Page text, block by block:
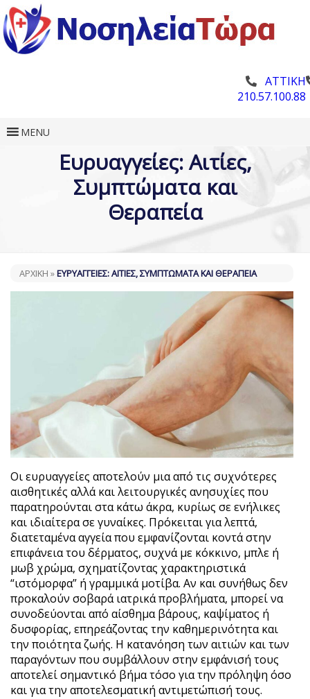
ΑΤΤΙΚΗ
210.57.100.88
MENU
Ευρυαγγείες: Αιτίες,
Συμπτώματα και
Θεραπεία
ΑΡΧΙΚΗ »ΕΥΡΥΑΓΓΕΊΕΣ: ΑΙΤΊΕΣ, ΣΥΜΠΤΏΜΑΤΑ ΚΑΙ ΘΕΡΑΠΕΊΑ
Οι ευρυαγγείες αποτελούν μια από τις συχνότερες
αισθητικές αλλά και λειτουργικές ανησυχίες που
παρατηρούνται στα κάτω άκρα, κυρίως σε ενήλικες
και ιδιαίτερα σε γυναίκες. Πρόκειται για λεπτά,
διατεταμένα αγγεία που εμφανίζονται κοντά στην
επιφάνεια του δέρματος, συχνά με κόκκινο, μπλε ή
μωβ χρώμα, σχηματίζοντας χαρακτηριστικά
“ιστόμορφα” ή γραμμικά μοτίβα. Αν και συνήθως δεν
προκαλούν σοβαρά ιατρικά προβλήματα, μπορεί να
συνοδεύονται από αίσθημα βάρους, καψίματος ή
δυσφορίας, επηρεάζοντας την καθημερινότητα και
την ποιότητα ζωής. Η κατανόηση των αιτιών και των
παραγόντων που συμβάλλουν στην εμφάνισή τους
αποτελεί σημαντικό βήμα τόσο για την πρόληψη όσο
και για την αποτελεσματική αντιμετώπισή τους.